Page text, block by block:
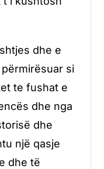
dhe e
si
te fushat e
dhe nga
dhe
një qasje
dhe të